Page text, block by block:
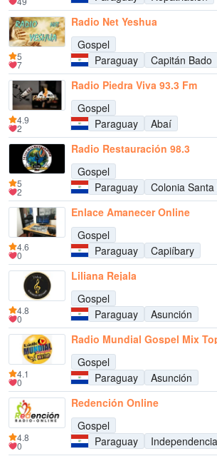
Radio Net Yeshua
Gospel
Paraguay
Capitán Bado
5
7
Radio Piedra Viva 93.3 Fm
Gospel
Paraguay
Abaí
4.9
2
Radio Restauración 98.3
Gospel
Paraguay
Colonia Santa
5
2
Enlace Amanecer Online
Gospel
Paraguay
Capiíbary
4.6
0
Liliana Rejala
Gospel
Paraguay
Asunción
4.8
0
Radio Mundial Gospel Mix
Gospel
Paraguay
Asunción
4.1
0
Redención Online
Gospel
Paraguay
Independencia
4.8
0